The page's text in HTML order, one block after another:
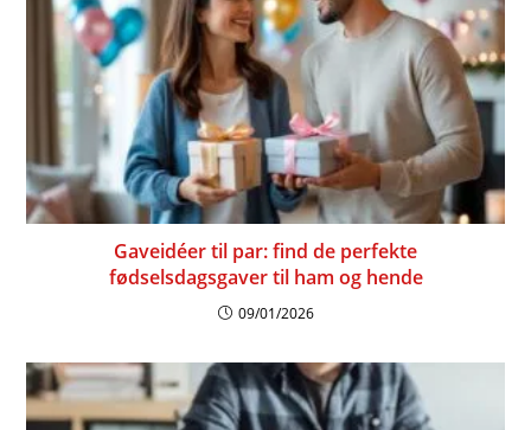
Gaveidéer til par: find de perfekte
fødselsdagsgaver til ham og hende
09/01/2026